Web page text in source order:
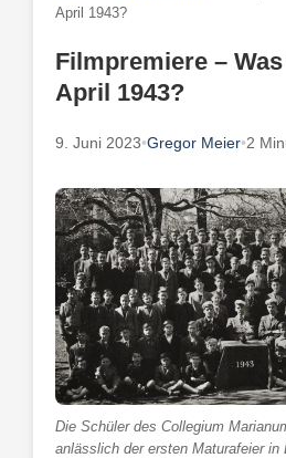
April 1943?
Filmpremiere –
April 1943?
9. Juni 2023•Gregor Meier•2
Die Schüler des Collegium
anlässlich der ersten Maturafeier in